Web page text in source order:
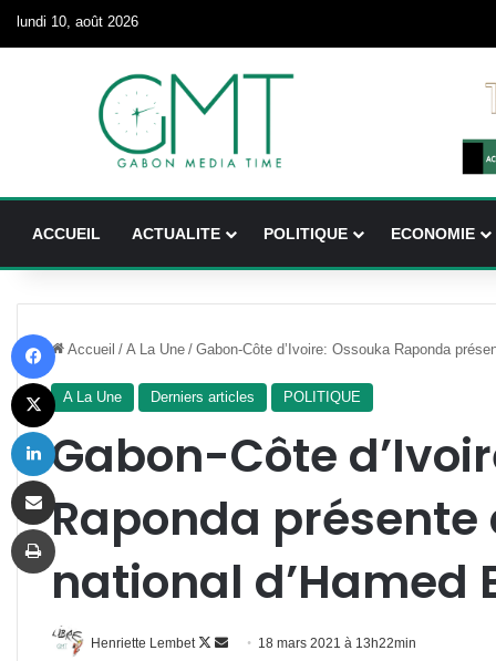
lundi 10, août 2026
ACCUEIL ACTUALITE POLITIQUE ECONOMIE
Accueil / A La Une / Gabon-Côte d’Ivoire: Ossouka Raponda
A La Une Derniers articles POLITIQUE
Gabon-Côte
Raponda présente
national d’Hamed
Henriette Lembet
Follow
Envoyer18 mars 2021 à 13h22min
X
Imprimer